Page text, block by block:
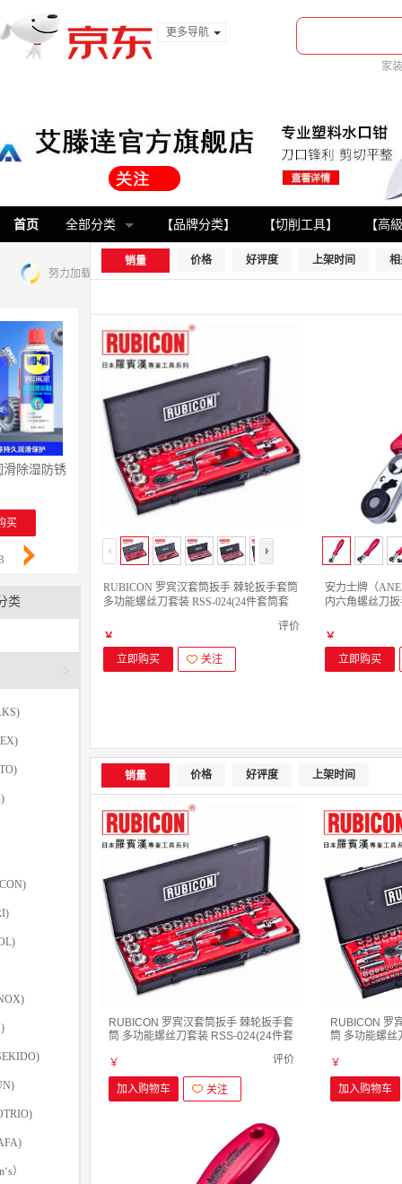
更多导航
家
首页 全部分类 【品牌分类】 【切削工具】 【高
努力加载中，请稍后...
滑除湿防锈剂 螺丝松动剂 wd40防锈油 电器清洁油污去除剂 专效型高效
买
WD-40 除锈润滑除湿防锈剂 螺丝松动剂 wd40防锈油
￥
祥碩堂进口蜡笔 会议笔 图
类
）
销量 价格 好评度 上架时间
RUBICON 罗宾汉套筒扳手 棘轮扳手套筒
多功能螺丝刀套装 RSS-024(24件套筒套
评价
￥
立即购买
关注
安力士牌（
内六角螺丝刀
￥
立即购买
销量 价格 好评度 上架时间
RUBICON 罗宾汉套筒扳手 棘轮扳手套
筒 多功能螺丝刀套装 RSS-024(24件套
￥
评价
加入购物车 关注
RUBICON 罗
筒 多功能螺丝
￥
加入购物车